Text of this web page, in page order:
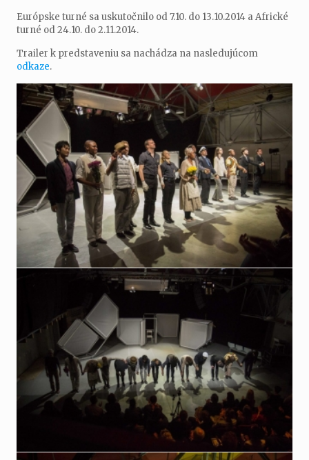
Európske turné sa uskutočnilo od 7.10. do 13.10.2014 a Africké
turné od 24.10. do 2.11.2014.
Trailer k predstaveniu sa nachádza na nasledujúcom
odkaze.